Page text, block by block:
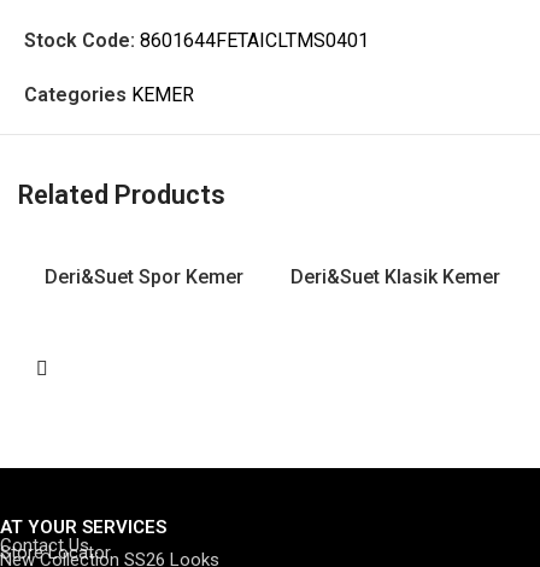
Stock Code: 8601644FETAICLTMS0401
Categories KEMER
Related Products
Deri&Suet Spor Kemer Deri&Suet Klasik Kemer
AT YOUR SERVICES
Contact Us
Store Locator
New Collection SS26 Looks